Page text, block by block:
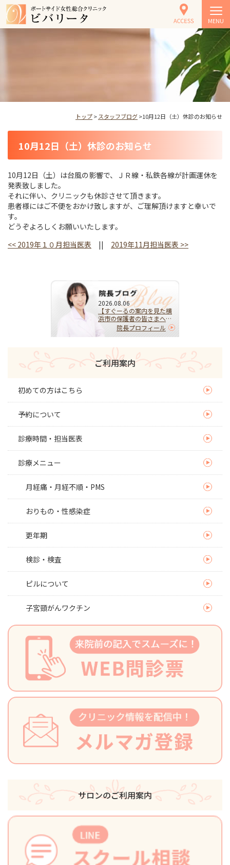
MENU
トップ> スタッフブログ>10月12日（土）休診のお知らせ
10月12日（土）休診のお知らせ
10月12日（土）は台風の影響で、ＪＲ線・私鉄各線が計画運休を
発表致しました。
それに伴い、クリニックも休診させて頂きます。
患者様にはご不便をおかけ致しますが、ご理解頂けますと幸いで
す。
どうぞよろしくお願いいたします。
<< 2019年１０月担当医表 || 2019年11月担当医表 >>
2026.08.06
【すぐーるの案内を見た横
浜市の保護者の皆さまへ】
HPVワクチンを受けるべ
き？迷ったらまず相談を｜
な選択
院長プロフィール
ご利用案内
初めての方はこちら
予約について
診療時間・担当医表
診療メニュー
月経痛・月経不順・PMS
おりもの・性感染症
更年期
検診・検査
ピルについて
子宮頸がんワクチン
サロンのご利用案内